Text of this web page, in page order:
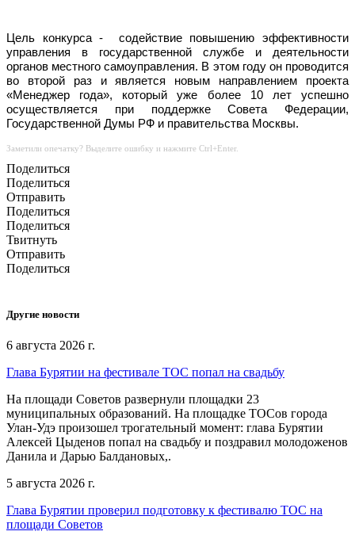
Цель конкурса - содействие повышению эффективности
управления в государственной службе и деятельности
органов местного самоуправления. В этом году он проводится
во второй раз и является новым направлением проекта
«Менеджер года», который уже более 10 лет успешно
осуществляется при поддержке Совета Федерации,
Государственной Думы РФ и правительства Москвы.
Заметили опечатку? Выделите ошибку и нажмите Ctrl+Enter.
Поделиться
Поделиться
Отправить
Поделиться
Поделиться
Твитнуть
Отправить
Поделиться
Другие новости
6 августа 2026 г.
Глава Бурятии на фестивале ТОС попал на свадьбу
На площади Советов развернули площадки 23
муниципальных образований. На площадке ТОСов города
Улан-Удэ произошел трогательный момент: глава Бурятии
Алексей Цыденов попал на свадьбу и поздравил молодоженов
Данила и Дарью Балдановых,.
5 августа 2026 г.
Глава Бурятии проверил подготовку к фестивалю ТОС на
площади Советов